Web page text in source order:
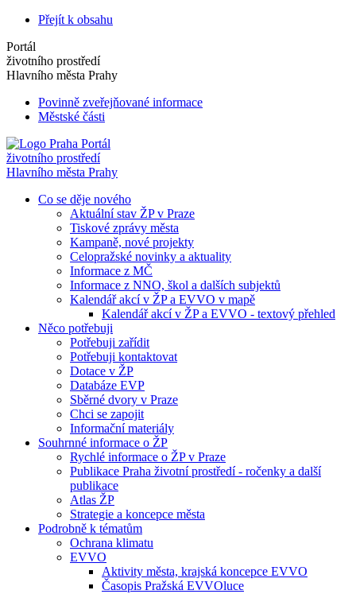
Přejít k obsahu
Portál
životního prostředí
Hlavního města Prahy
Povinně zveřejňované informace
Městské části
Portál
životního prostředí
Hlavního města Prahy
Co se děje nového
Aktuální stav ŽP v Praze
Tiskové zprávy města
Kampaně, nové projekty
Celopražské novinky a aktuality
Informace z MČ
Informace z NNO, škol a dalších subjektů
Kalendář akcí v ŽP a EVVO v mapě
Kalendář akcí v ŽP a EVVO - textový přehled
Něco potřebuji
Potřebuji zařídit
Potřebuji kontaktovat
Dotace v ŽP
Databáze EVP
Sběrné dvory v Praze
Chci se zapojit
Informační materiály
Souhrnné informace o ŽP
Rychlé informace o ŽP v Praze
Publikace Praha životní prostředí - ročenky a další
publikace
Atlas ŽP
Strategie a koncepce města
Podrobně k tématům
Ochrana klimatu
EVVO
Aktivity města, krajská koncepce EVVO
Časopis Pražská EVVOluce